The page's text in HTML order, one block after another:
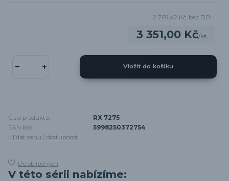
3 351,00 Kč/ks
2 769,42 Kč bez DPH
Vložit do košíku
Číslo produktu:
RX 7275
EAN kód:
5998250372754
Hlídat cenu / dostupnost
Do oblíbených
V této sérii nabízíme: